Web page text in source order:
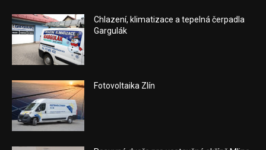
Chlazení, klimatizace a tepelná čerpadla
Gargulák
Fotovoltaika Zlín